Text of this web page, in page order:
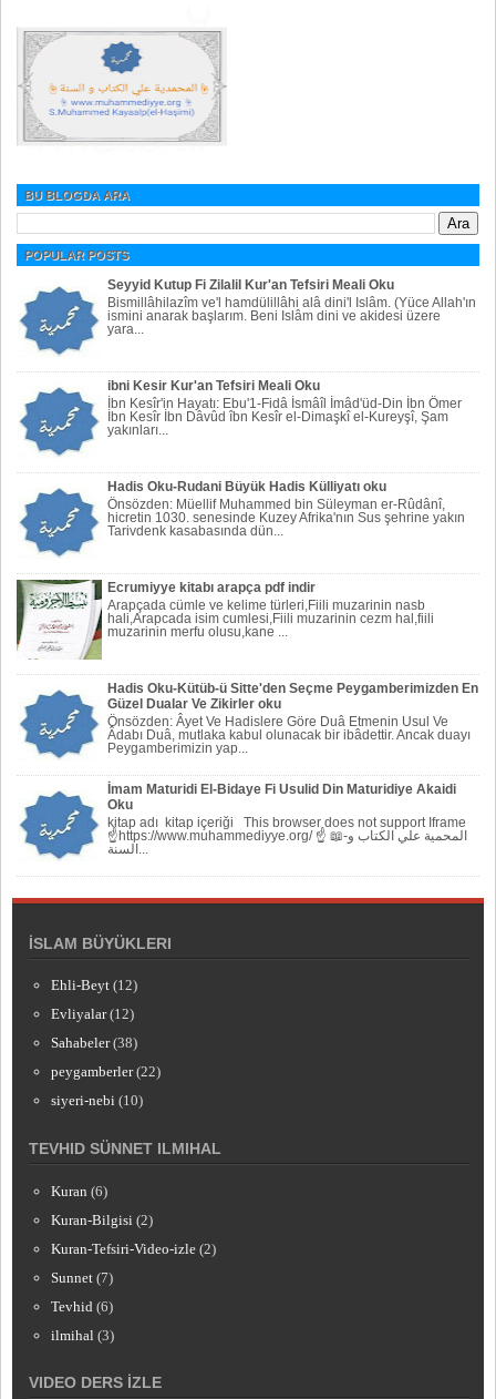
BU BLOGDA ARA
POPULAR POSTS
Seyyid Kutup Fi Zilalil Kur'an Tefsiri Meali Oku
Bismillâhilazîm ve'l hamdülillâhi alâ dini'l Islâm. (Yüce Allah'ın
ismini anarak başlarım. Beni Islâm dini ve akidesi üzere
yara...
ibni Kesir Kur'an Tefsiri Meali Oku
İbn Kesîr'in Hayatı: Ebu'1-Fidâ İsmâîl İmâd'üd-Din İbn Ömer
İbn Kesîr İbn Dâvûd îbn Kesîr el-Dimaşkî el-Kureyşî, Şam
yakınları...
Hadis Oku-Rudani Büyük Hadis Külliyatı oku
Önsözden: Müellif Muhammed bin Süleyman er-Rûdânî,
hicretin 1030. senesinde Kuzey Afrika'nın Sus şehrine yakın
Tarivdenk kasabasında dün...
Ecrumiyye kitabı arapça pdf indir
Arapçada cümle ve kelime türleri,Fiili muzarinin nasb
hali,Arapcada isim cumlesi,Fiili muzarinin cezm hal,fiili
muzarinin merfu olusu,kane ...
Hadis Oku-Kütüb-ü Sitte'den Seçme Peygamberimizden En
Güzel Dualar Ve Zikirler oku
Önsözden: Âyet Ve Hadislere Göre Duâ Etmenin Usul Ve
Âdabı Duâ, mutlaka kabul olunacak bir ibâdettir. Ancak duayı
Peygamberi­mizin yap...
İmam Maturidi El-Bidaye Fi Usulid Din Maturidiye Akaidi
Oku
kitap adı kitap içeriği This browser does not support Iframe
☝https://www.muhammediyye.org/ ☝ 📖-المحمية علي الكتاب و
İSLAM BÜYÜKLERI
Ehli-Beyt (12)
Evliyalar (12)
Sahabeler (38)
peygamberler (22)
siyeri-nebi (10)
TEVHID SÜNNET ILMIHAL
Kuran (6)
Kuran-Bilgisi (2)
Kuran-Tefsiri-Video-izle (2)
Sunnet (7)
Tevhid (6)
ilmihal (3)
VIDEO DERS İZLE